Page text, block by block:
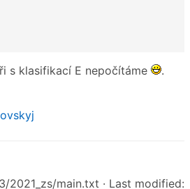
s klasifikací E nepočítáme
.
2021_zs/main.txt · Last modified: